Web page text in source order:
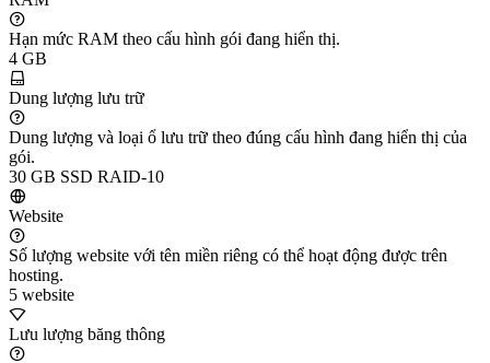
Hạn mức RAM theo cấu hình gói đang hiển thị.
4 GB
Dung lượng lưu trữ
Dung lượng và loại ổ lưu trữ theo đúng cấu hình đang hiển thị của
gói.
30 GB SSD RAID-10
Website
Số lượng website với tên miền riêng có thể hoạt động được trên
hosting.
5 website
Lưu lượng băng thông